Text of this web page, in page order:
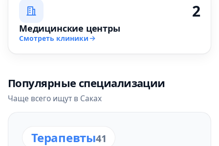
2
Медицинские центры
Смотреть клиники
Популярные специализации
Чаще всего ищут в Саках
Терапевты41